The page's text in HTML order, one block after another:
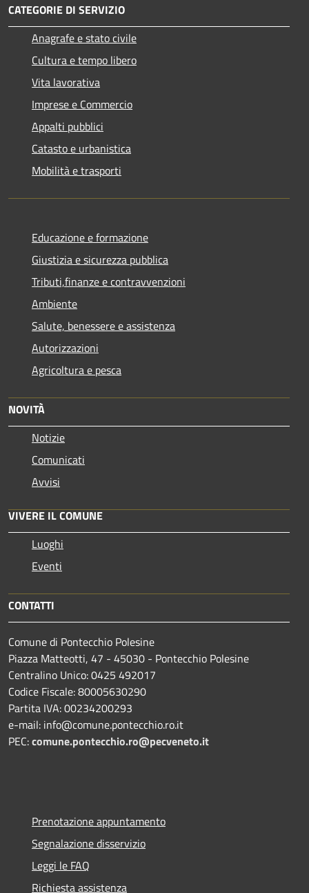
CATEGORIE DI SERVIZIO
Anagrafe e stato civile
Cultura e tempo libero
Vita lavorativa
Imprese e Commercio
Appalti pubblici
Catasto e urbanistica
Mobilità e trasporti
Educazione e formazione
Giustizia e sicurezza pubblica
Tributi,finanze e contravvenzioni
Ambiente
Salute, benessere e assistenza
Autorizzazioni
Agricoltura e pesca
NOVITÀ
Notizie
Comunicati
Avvisi
VIVERE IL COMUNE
Luoghi
Eventi
CONTATTI
Comune di Pontecchio Polesine
Piazza Matteotti, 47 - 45030 - Pontecchio Polesine
Centralino Unico: 0425 492017
Codice Fiscale: 80005630290
Partita IVA: 00234200293
e-mail: info@comune.pontecchio.ro.it
PEC:comune.pontecchio.ro@pecveneto.it
Prenotazione appuntamento
Segnalazione disservizio
Leggi le FAQ
Richiesta assistenza